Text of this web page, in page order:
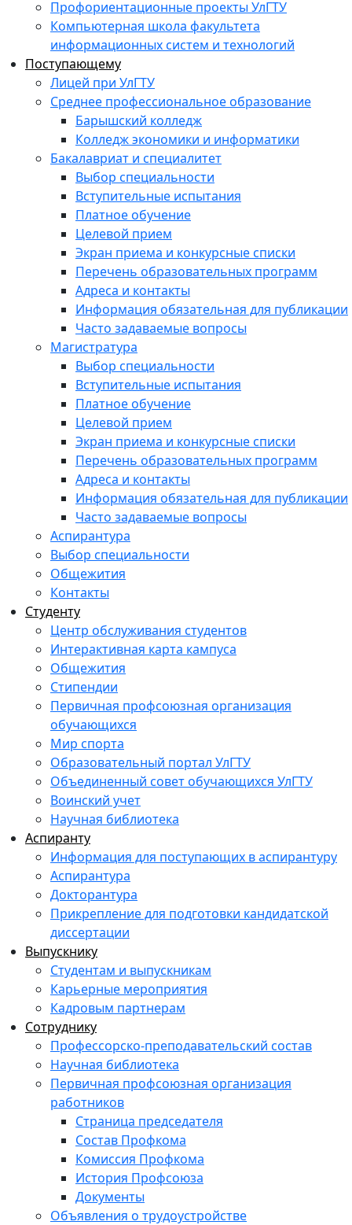
Профориентационные проекты УлГТУ
Компьютерная школа факультета
информационных систем и технологий
Поступающему
Лицей при УлГТУ
Среднее профессиональное образование
Барышский колледж
Колледж экономики и информатики
Бакалавриат и специалитет
Выбор специальности
Вступительные испытания
Платное обучение
Целевой прием
Экран приема и конкурсные списки
Перечень образовательных программ
Адреса и контакты
Информация обязательная для публикации
Часто задаваемые вопросы
Магистратура
Выбор специальности
Вступительные испытания
Платное обучение
Целевой прием
Экран приема и конкурсные списки
Перечень образовательных программ
Адреса и контакты
Информация обязательная для публикации
Часто задаваемые вопросы
Аспирантура
Выбор специальности
Общежития
Контакты
Студенту
Центр обслуживания студентов
Интерактивная карта кампуса
Общежития
Стипендии
Первичная профсоюзная организация
обучающихся
Мир спорта
Образовательный портал УлГТУ
Объединенный совет обучающихся УлГТУ
Воинский учет
Научная библиотека
Аспиранту
Информация для поступающих в аспирантуру
Аспирантура
Докторантура
Прикрепление для подготовки кандидатской
диссертации
Выпускнику
Студентам и выпускникам
Карьерные мероприятия
Кадровым партнерам
Сотруднику
Профессорско-преподавательский состав
Научная библиотека
Первичная профсоюзная организация
работников
Страница председателя
Состав Профкома
Комиссия Профкома
История Профсоюза
Документы
Объявления о трудоустройстве